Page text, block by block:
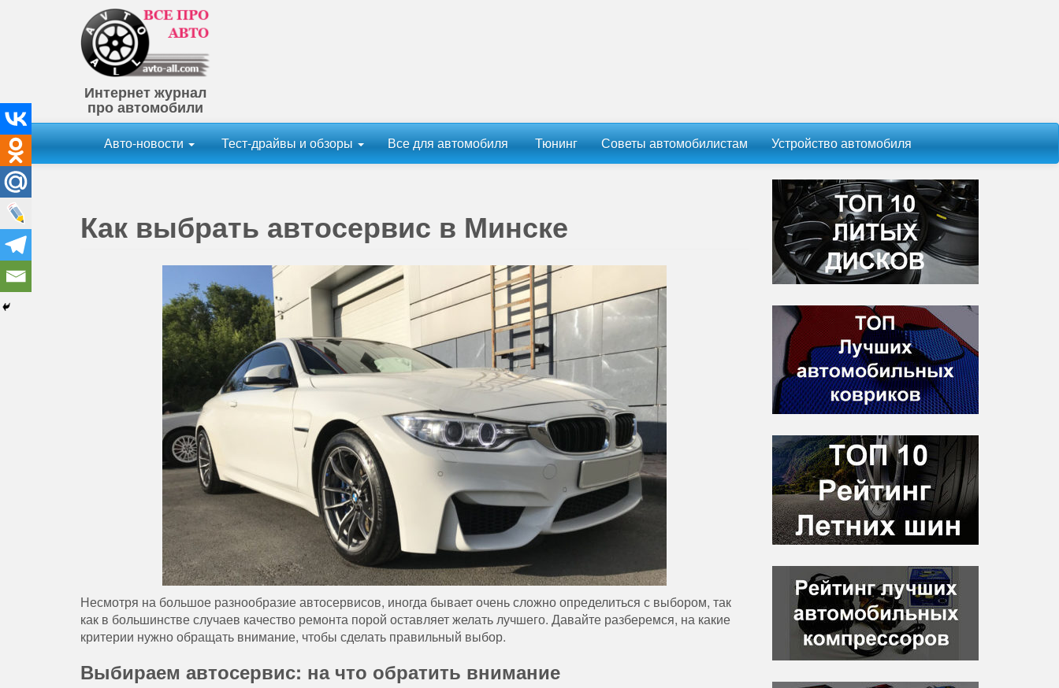
Интернет журнал
про автомобили
Авто-новости Тест-драйвы и обзоры Все для автомобиля Тюнинг Советы автомобилистам Устройство автомобиля
Как выбрать автосервис в Минске
Несмотря на большое разнообразие автосервисов, иногда бывает очень сложно определиться с выбором, так
как в большинстве случаев качество ремонта порой оставляет желать лучшего. Давайте разберемся, на какие
критерии нужно обращать внимание, чтобы сделать правильный выбор.
Выбираем автосервис: на что обратить внимание